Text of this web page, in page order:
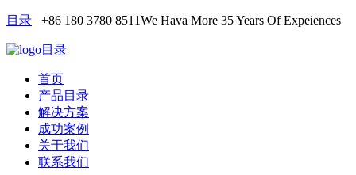
目录 +86 180 3780 8511We Hava More 35 Years Of Expeiences
目录
首页
产品目录
解决方案
成功案例
关于我们
联系我们